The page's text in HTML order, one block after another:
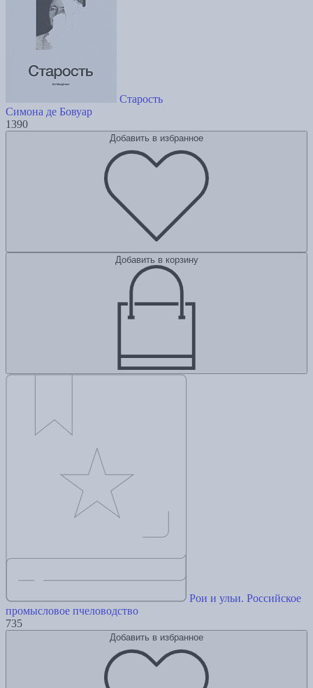
Старость
Симона де Бовуар
1390
Добавить в избранное
Добавить в корзину
Рои и ульи. Российское
промысловое пчеловодство
735
Добавить в избранное